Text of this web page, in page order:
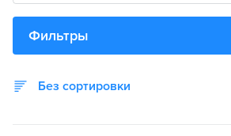
Фильтры
Без сортировки